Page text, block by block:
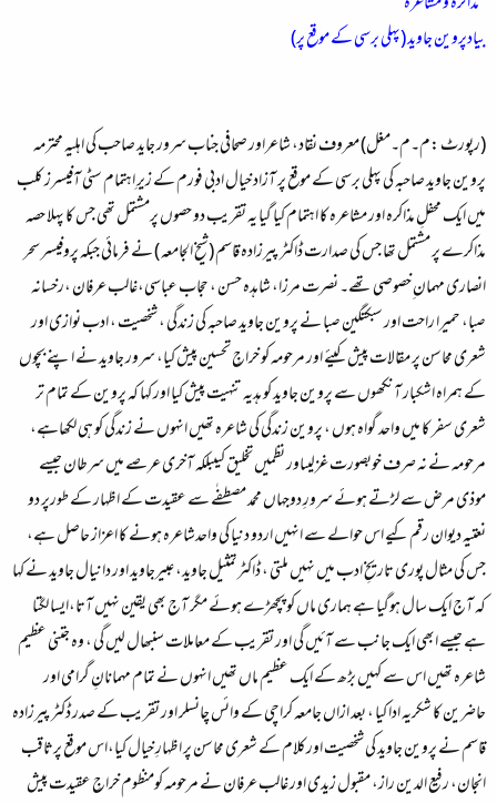
بیادپروین جاوید (پہلی برسی کے موقع پر)
(رپورٹ :م۔م۔مغل) معروف نقاد، شاعراور صحافی جناب سرور جاید صاحب کی اہلیہ محترمہ
پروین جاوید صاحبہ کی پہلی برسی کے موقع پر آزاد خیال ادبی فورم کے زیرِ اہتمام سٹی آفیسرز کلب
میں ایک محفلِ مذاکرہ اور مشاعرہ کا اہتمام کیا گیا یہ تقریب دو حصوں پرمشتمل تھی جس کا پہلا حصہ
مذاکرے پر مشتمل تھا جس کی صدارت ڈاکٹر پیرزادہ قاسم (شیخ الجامعہ ) نے فرمائی جبکہ پروفیسر سحر
انصاری مہمان ِخصوصی تھے۔ نصرت مرزا، شاہدہ حسن ، حجاب عباسی،غالب عرفان ،رخسانہ
صبا، حمیرا راحت اور سبکتگین صبا نے پروین جاوید صاحبہ کی زندگی ، شخصیت ، ادب نوازی اور
شعری محاسن پر مقالات پیش کیئے اور مرحومہ کو خراجِ تحسین پیش کیا، سرور جاوید نے اپنے بچوں
کے ہمراہ اشکبار آنکھوں سے پروین جاوید کو ہدیہ تنہیت پیش کیا اور کہا کہ پروین کے تمام تر
شعری سفر کا میں واحد گواہ ہوں ، پروین زندگی کی شاعرہ تھیں انہوں نے زندگی کو ہی لکھاہے،
مرحومہ نے نہ صرف خوبصورت غزلیںاور نظمیں تخلیق کیںبلکہ آخری عرصے میں سرطان جیسے
موذی مرض سے لڑتے ہوئے سرورِ دوجہاں محمد مصطفٰے سے عقیدت کے اظہار کے طورپر دو
نعتیہ دیوان رقم کیے اس حوالے سے انہیں اردو دنیا کی واحدشاعرہ ہونے کا اعزاز حاصل ہے،
جس کی مثال پوری تاریخِ ادب میں نہیں ملتی ، ڈاکٹرتمثیل جاوید، عبیرجاوید اور دانیال جاوید نے کہا
کہ آج ایک سال ہوگیا ہے ہماری ماں کو پچھڑے ہوئے مگر آج بھی یقین نہیں آتا،ایسا لگتا
ہے جیسے ابھی ایک جانب سے آئیں گی اور تقریب کے معاملات سنبھال لیں گی ، وہ جتنی عظیم
شاعرہ تھیں اس سے کہیں بڑھ کے ایک عظیم ماں تھیں انہوں نے تمام مہمانانِ گرامی اور
حاضرین کا شکریہ ادا کیا ، بعد ازاں جامعہ کراچی کے وائس چانسلر اور تقریب کے صدر ڈکٹر پیرزادہ
قاسم نے پروین جاوید کی شخصیت اورکلام کے شعری محاسن پر اظہارِ خیال کیا،اس موقع پرثاقب
انجان، رفیع الدین راز، مقبول زیدی اور غالب عرفان نے مرحومہ کومنظوم خراجِ عقیدت پیش